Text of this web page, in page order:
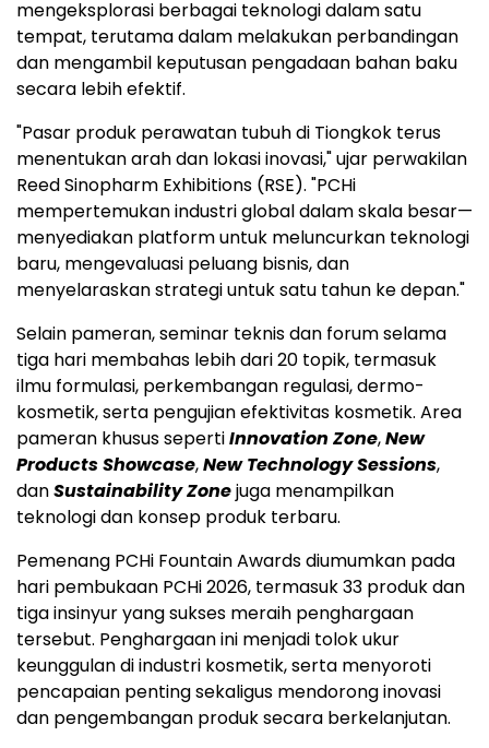
mengeksplorasi berbagai teknologi dalam satu
tempat, terutama dalam melakukan perbandingan
dan mengambil keputusan pengadaan bahan baku
secara lebih efektif.
"Pasar produk perawatan tubuh di Tiongkok terus
menentukan arah dan lokasi inovasi," ujar perwakilan
Reed Sinopharm Exhibitions (RSE). "PCHi
mempertemukan industri global dalam skala besar—
menyediakan platform untuk meluncurkan teknologi
baru, mengevaluasi peluang bisnis, dan
menyelaraskan strategi untuk satu tahun ke depan."
Selain pameran, seminar teknis dan forum selama
tiga hari membahas lebih dari 20 topik, termasuk
ilmu formulasi, perkembangan regulasi, dermo-
kosmetik, serta pengujian efektivitas kosmetik. Area
pameran khusus sepertiInnovation Zone,New
Products Showcase,New Technology Sessions,
danSustainability Zonejuga menampilkan
teknologi dan konsep produk terbaru.
Pemenang PCHi Fountain Awards diumumkan pada
hari pembukaan PCHi 2026, termasuk 33 produk dan
tiga insinyur yang sukses meraih penghargaan
tersebut. Penghargaan ini menjadi tolok ukur
keunggulan di industri kosmetik, serta menyoroti
pencapaian penting sekaligus mendorong inovasi
dan pengembangan produk secara berkelanjutan.